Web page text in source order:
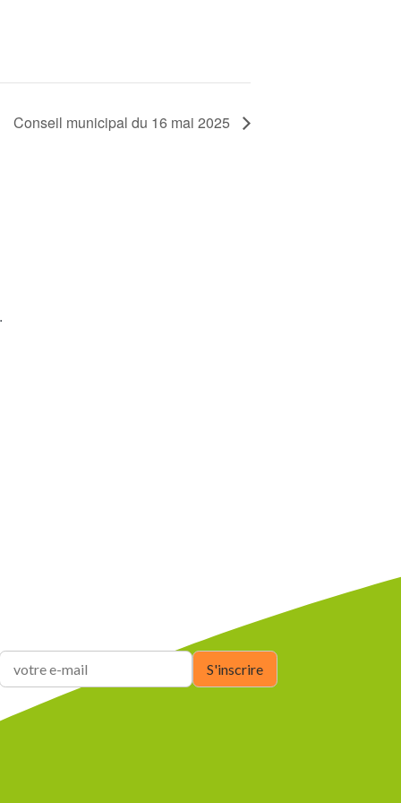
Conseil municipal du 16 mai 2025